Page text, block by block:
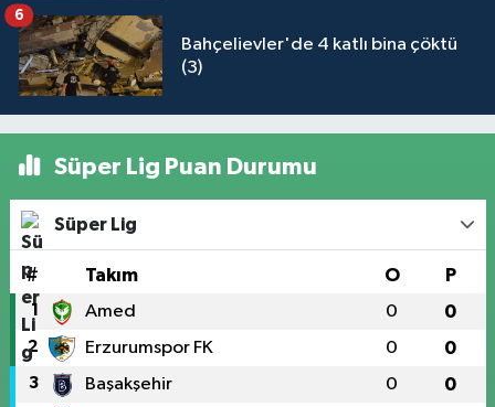
Bahçelievler'de 4 katlı bina çöktü
(3)
6
Süper Lig Puan Durumu
Süper Lig
# Takım O P
1 Amed 0 0
2 Erzurumspor FK 0 0
3 Başakşehir 0 0